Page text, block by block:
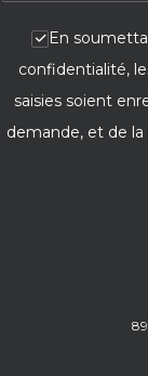
En
confidentialité,
saisies soient
demande, et de